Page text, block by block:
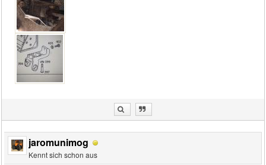
jaromunimog
Kennt sich schon aus